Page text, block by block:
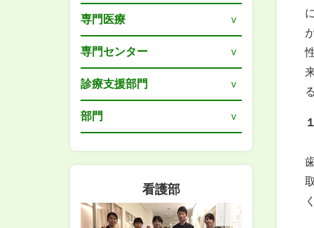
専門医療
専門センター
診療支援部門
部門
看護部